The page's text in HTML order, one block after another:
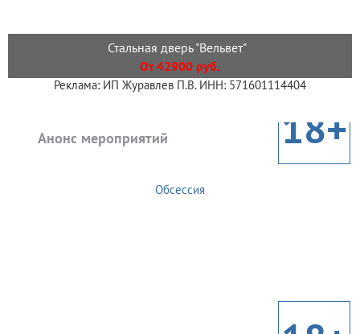
Стальная дверь "Вельвет"
От 42900 руб.
Реклама: ИП Журавлев П.В. ИНН: 571601114404
Анонс мероприятий 18+
Обсессия